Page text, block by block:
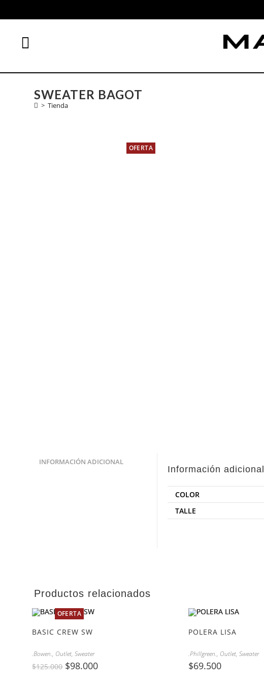
SWEATER BAGOT
> Tienda
OFERTA
INFORMACIÓN ADICIONAL
Información adicional
COLOR
TALLE
Productos relacionados
OFERTA
BASIC CREW SW
.Bowen., Outlet,Sweater
$125.000 $98.000
POLERA LISA
.Phillgreen., Outlet, Sweater
$69.500